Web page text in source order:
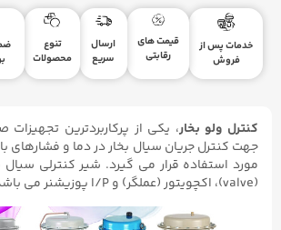
خدمات پس از
فروش
قیمت های
رقابتی
ارسال
سریع
تنوع
محصولات
کنترل ولو بخار، یکی از پرکاربردترین
جهت کنترل جریان سیال بخار در دما و فشارهای
مورد استفاده قرار می گیرد. شیر کنترلی
(valve)، اکچویتور (عملگر) و I/P پوزیشنر می باشد.